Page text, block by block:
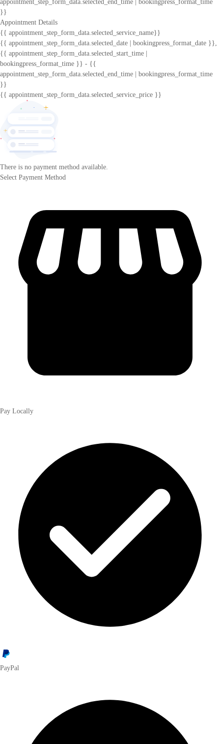
appointment_step_form_data.selected_end_time | bookingpress_format_time
}}
Appointment Details
{{ appointment_step_form_data.selected_service_name}}
{{ appointment_step_form_data.selected_date | bookingpress_format_date }},
{{ appointment_step_form_data.selected_start_time |
bookingpress_format_time }} - {{
appointment_step_form_data.selected_end_time | bookingpress_format_time
}}
{{ appointment_step_form_data.selected_service_price }}
There is no payment method available.
Select Payment Method
Pay Locally
PayPal